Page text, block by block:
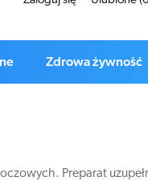
Zdrowa żywność
Preparat